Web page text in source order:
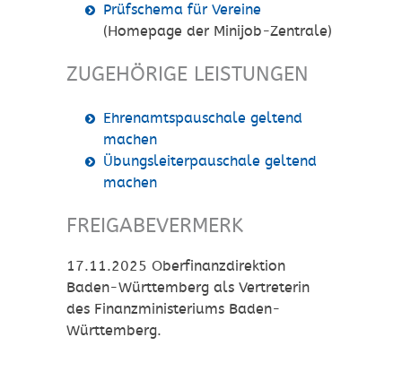
Prüfschema für Vereine
(Homepage der Minijob-Zentrale)
ZUGEHÖRIGE LEISTUNGEN
Ehrenamtspauschale geltend
machen
Übungsleiterpauschale geltend
machen
FREIGABEVERMERK
17.11.2025 Oberfinanzdirektion
Baden-Württemberg als Vertreterin
des Finanzministeriums Baden-
Württemberg.